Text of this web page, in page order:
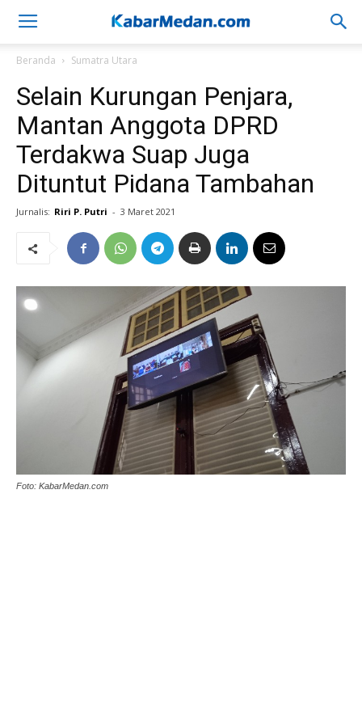
Beranda Sumatra Utara
Selain Kurungan Penjara,
Mantan Anggota DPRD
Terdakwa Suap Juga
Dituntut Pidana Tambahan
Jurnalis: Riri P. Putri - 3 Maret 2021
Foto: KabarMedan.com